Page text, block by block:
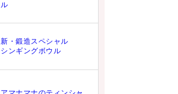
ル
新・鍛造スペシャル
シンギングボウル